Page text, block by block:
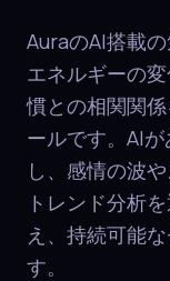
AuraのAI搭載
エネルギーの
慣との相関関
ールです。AI
し、感情の波
トレンド分析
え、持続可能
す。